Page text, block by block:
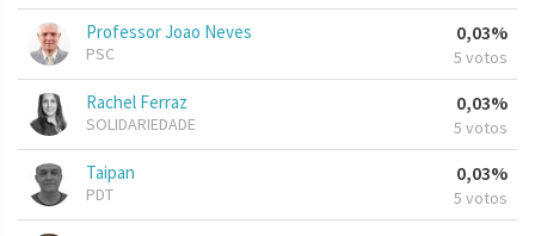
Professor Joao Neves
PSC
0,03%
5 votos
Rachel Ferraz
SOLIDARIEDADE
0,03%
5 votos
Taipan
PDT
0,03%
5 votos